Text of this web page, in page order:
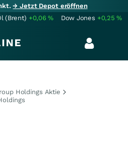
→ Jetzt Depot eröffnen
(Brent) +0,06% Dow Jones +0,25%
Holdings Aktie